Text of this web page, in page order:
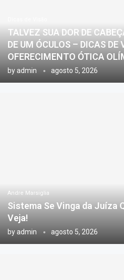
TALVEZ SUA DOR DE
DE UM ÓCULOS – DICAS DE
OFERECIMENTO ÓTICA
byadmin agosto 5, 2026
Andre Marsiglia
Sistema Se Vinga da Juíza
Veja!
byadmin agosto 5, 2026